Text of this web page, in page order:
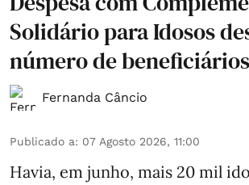
Solidário para Idosos
número de
Fernanda Câncio
Publicado a: 07 Agosto 2026, 11:00
Havia, em junho, mais 20 mil